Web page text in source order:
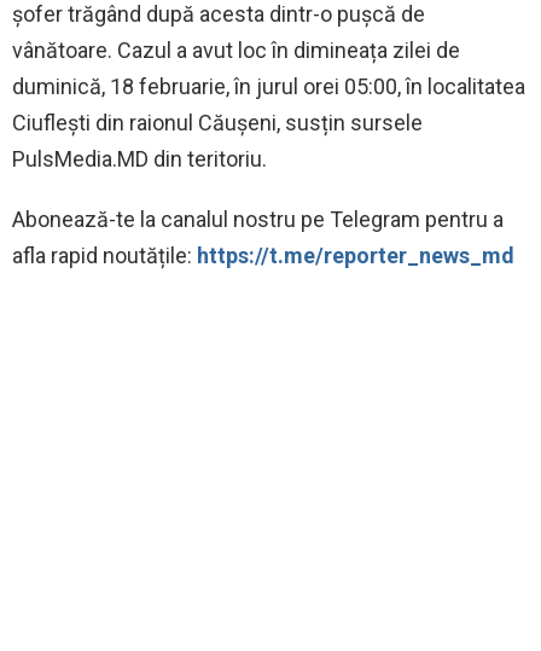
șofer trăgând după acesta dintr-o pușcă de
vânătoare. Cazul a avut loc în dimineața zilei de
duminică, 18 februarie, în jurul orei 05:00, în localitatea
Ciuflești din raionul Căușeni, susțin sursele
PulsMedia.MD din teritoriu.
Abonează-te la canalul nostru pe Telegram pentru a
afla rapid noutățile: https://t.me/reporter_news_md